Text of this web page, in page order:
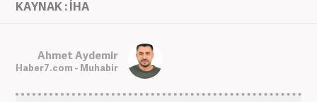
KAYNAK : İHA
Ahmet Aydemir
Haber7.com - Muhabir